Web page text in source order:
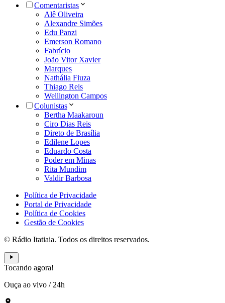
Comentaristas
Alê Oliveira
Alexandre Simões
Edu Panzi
Emerson Romano
Fabrício
João Vitor Xavier
Marques
Nathália Fiuza
Thiago Reis
Wellington Campos
Colunistas
Bertha Maakaroun
Ciro Dias Reis
Direto de Brasília
Edilene Lopes
Eduardo Costa
Poder em Minas
Rita Mundim
Valdir Barbosa
Política de Privacidade
Portal de Privacidade
Política de Cookies
Gestão de Cookies
© Rádio Itatiaia. Todos os direitos reservados.
Tocando agora!
Ouça ao vivo / 24h